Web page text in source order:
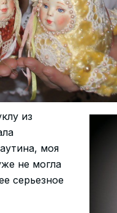
из
моя
не могла
серьезное